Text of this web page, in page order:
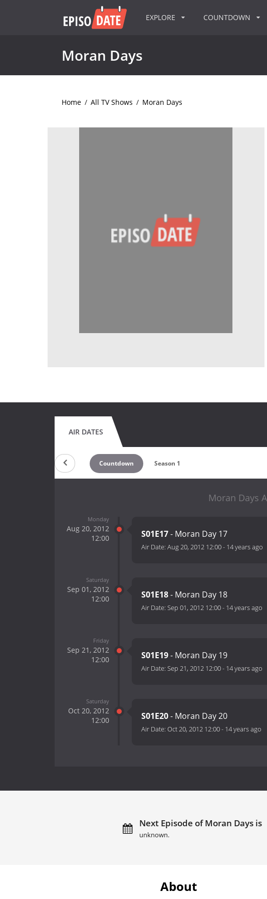
EXPLORE COUNTDOWN
Moran Days
Home / All TV Shows / Moran Days
AIR DATES
Countdown Season 1
Moran Days
Monday
Aug 20, 2012
12:00
S01E17- Moran Day 17
Air Date: Aug 20, 2012 12:00- 14 years ago
Saturday
Sep 01, 2012
12:00
S01E18- Moran Day 18
Air Date: Sep 01, 2012 12:00- 14 years ago
Friday
Sep 21, 2012
12:00
S01E19- Moran Day 19
Air Date: Sep 21, 2012 12:00- 14 years ago
Saturday
Oct 20, 2012
12:00
S01E20- Moran Day 20
Air Date: Oct 20, 2012 12:00- 14 years ago
Next Episode of Moran Days is
unknown.
About